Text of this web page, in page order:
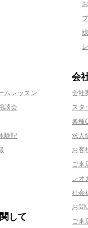
ムレッスン
談会
験記
して
会
会社
スタ
各種
求人
お客
ご来
レオ
社会
お問
ご来